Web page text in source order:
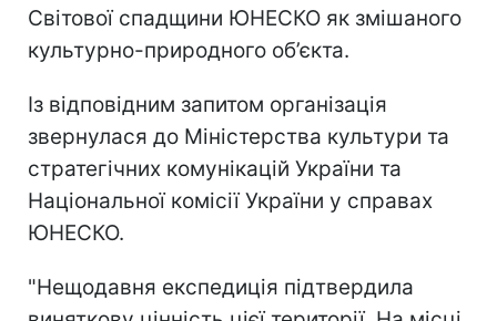
Світової спадщини ЮНЕСКО як змішаного
культурно-природного об’єкта.
Із відповідним запитом організація
звернулася до Міністерства культури та
стратегічних комунікацій України та
Національної комісії України у справах
ЮНЕСКО.
"Нещодавня експедиція підтвердила